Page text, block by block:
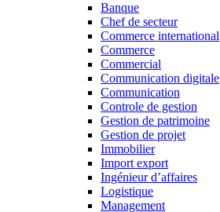
Banque
Chef de secteur
Commerce international
Commerce
Commercial
Communication digitale
Communication
Controle de gestion
Gestion de patrimoine
Gestion de projet
Immobilier
Import export
Ingénieur d’affaires
Logistique
Management